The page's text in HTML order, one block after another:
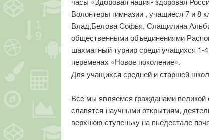
Волонтеры гимназии , учащиеся 7 и 8
Влад,Белова Софья, Слащилина
общественными объединениями
шахматный турнир среди учащихся 1-
переменах «Новое поколение».
Для учащихся средней и старшей
Все мы являемся гражданами великой
славятся научными открытиям,
верхнюю ступеньку на пьедестале